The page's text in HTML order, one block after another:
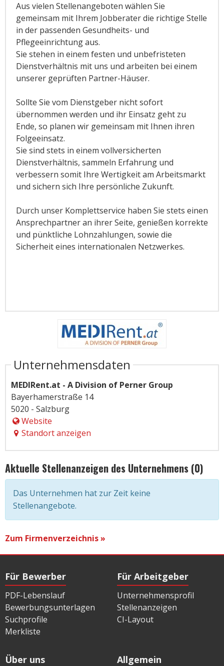
Aus vielen Stellenangeboten wählen Sie
gemeinsam mit Ihrem Jobberater die richtige Stelle
in der passenden Gesundheits- und
Pflegeeinrichtung aus.
Sie stehen in einem festen und unbefristeten
Dienstverhältnis mit uns und arbeiten bei einem
unserer geprüften Partner-Häuser.
Sollte Sie vom Dienstgeber nicht sofort
übernommen werden und ihr Einsatz geht zu
Ende, so planen wir gemeinsam mit Ihnen ihren
Folgeeinsatz.
Sie sind stets in einem vollversicherten
Dienstverhältnis, sammeln Erfahrung und
verbessern somit Ihre Wertigkeit am Arbeitsmarkt
und sichern sich Ihre persönliche Zukunft.
Durch unser Komplettservice haben Sie stets einen
Ansprechpartner an ihrer Seite, genießen korrekte
und pünktliche Lohnzahlungen, sowie die
Sicherheit eines internationalen Netzwerkes.
Unternehmensdaten
MEDIRent.at - A Division of Perner Group
Bayerhamerstraße 14
5020 - Salzburg
Website
Standort anzeigen
Aktuelle Stellenanzeigen des Unternehmens (0)
Das Unternehmen hat zur Zeit keine
Stellenangebote.
Zum Firmenverzeichnis »
Für Bewerber
PDF-Lebenslauf
Bewerbungsunterlagen
Suchprofile
Merkliste
Für Arbeitgeber
Unternehmensprofil
Stellenanzeigen
CI-Layout
Über uns Allgemein